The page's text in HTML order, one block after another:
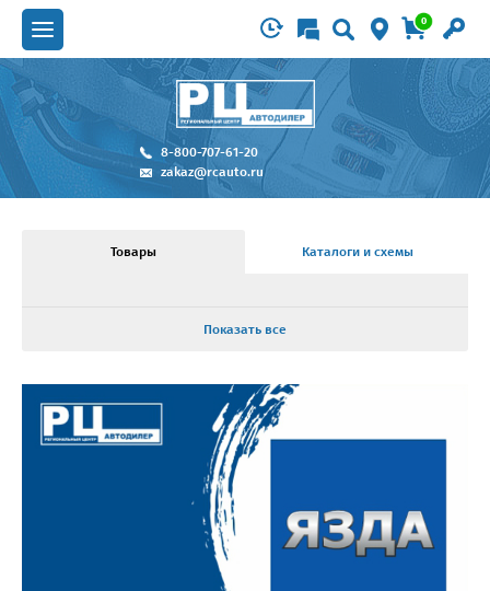
0
8-800-707-61-20
zakaz@rcauto.ru
Товары Каталоги и схемы
Показать все